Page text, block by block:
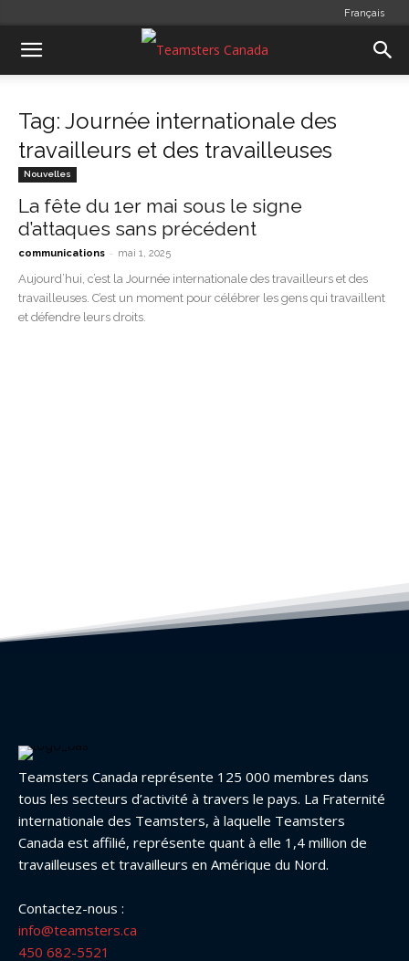
Français
Tag: Journée internationale des
travailleurs et des travailleuses
Nouvelles
La fête du 1er mai sous le signe
d’attaques sans précédent
communications - mai 1, 2025
Aujourd’hui, c’est la Journée internationale des travailleurs et des
travailleuses. C’est un moment pour célébrer les gens qui travaillent
et défendre leurs droits.
Teamsters Canada représente 125 000 membres dans
tous les secteurs d’activité à travers le pays. La Fraternité
internationale des Teamsters, à laquelle Teamsters
Canada est affilié, représente quant à elle 1,4 million de
travailleuses et travailleurs en Amérique du Nord.
Contactez-nous :
info@teamsters.ca
450 682-5521